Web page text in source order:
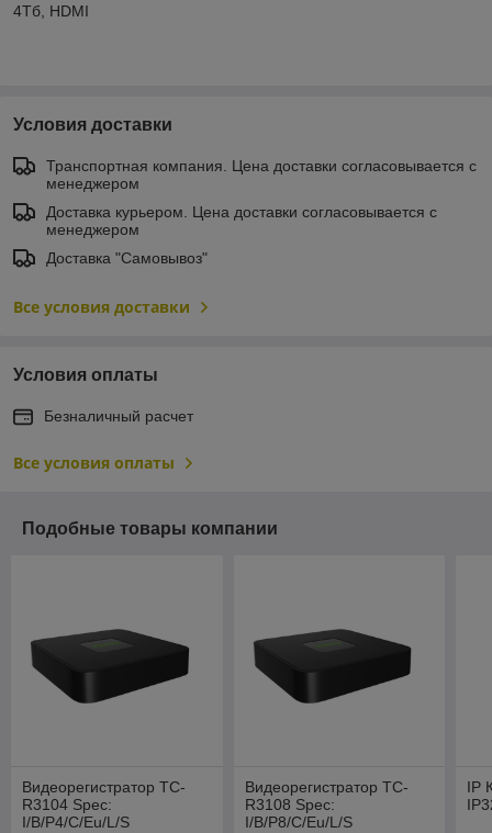
4Тб, HDMI
Условия доставки
Транспортная компания. Цена доставки согласовывается с
менеджером
Доставка курьером. Цена доставки согласовывается с
менеджером
Доставка "Самовывоз"
Все условия доставки
Условия оплаты
Безналичный расчет
Все условия оплаты
Подобные товары компании
Видеорегистратор TC-
R3104 Spec:
I/B/P4/C/Eu/L/S
Видеорегистратор TC-
R3108 Spec:
I/B/P8/C/Eu/L/S
IP